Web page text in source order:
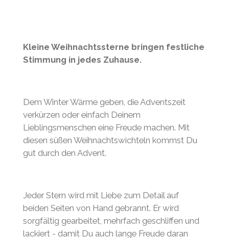
Kleine Weihnachtssterne bringen festliche
Stimmung in jedes Zuhause.
Dem Winter Wärme geben, die Adventszeit
verkürzen oder einfach Deinem
Lieblingsmenschen eine Freude machen. Mit
diesen süßen Weihnachtswichteln kommst Du
gut durch den Advent.
Jeder Stern wird mit Liebe zum Detail auf
beiden Seiten von Hand gebrannt. Er wird
sorgfältig gearbeitet, mehrfach geschliffen und
lackiert - damit Du auch lange Freude daran